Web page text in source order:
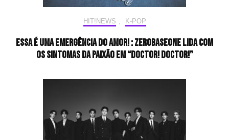
HIT!NEWS , K-POP
Essa é uma emergência do amor! : ZEROBASEONE lida com
os sintomas da paixão em “Doctor! Doctor!”